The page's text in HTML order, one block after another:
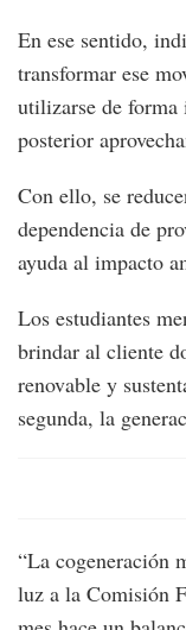
En ese sentido,
transformar ese
utilizarse de forma
posterior
Con ello, se
dependencia de
ayuda al impacto
Los estudiantes
brindar al cliente
renovable y
segunda, la
“La cogeneración
luz a la Comisión